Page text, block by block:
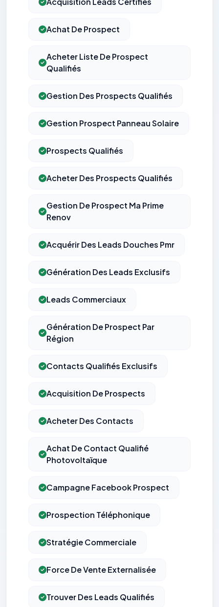
Achat De Prospect
Acheter Liste De Prospect
Qualifiés
Gestion Des Prospects Qualifiés
Gestion Prospect Panneau Solaire
Prospects Qualifiés
Acheter Des Prospects Qualifiés
Gestion De Prospect Ma Prime
Renov
Acquérir Des Leads Douches Pmr
Génération Des Leads Exclusifs
Leads Commerciaux
Génération De Prospect Par
Région
Contacts Qualifiés Exclusifs
Acquisition De Prospects
Acheter Des Contacts
Achat De Contact Qualifié
Photovoltaïque
Campagne Facebook Prospect
Prospection Téléphonique
Stratégie Commerciale
Force De Vente Externalisée
Trouver Des Leads Qualifiés